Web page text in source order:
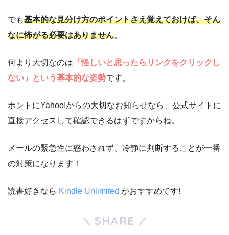
でも基本的な見分け方のポイントさえ覚えておけば、そん
なに怖がる必要はありません。
何より大切なのは 「怪しいと思ったらリンクをクリックし
ない」という基本的な姿勢です。
ホントにYahoo!からの大切なお知らせなら、公式サイトに
直接アクセスして確認できるはずですからね。
メールの緊急性に惑わされず、冷静に判断することが一番
の対策になります！
読書好きなら Kindle Unlimited がおすすめです!
SHARE